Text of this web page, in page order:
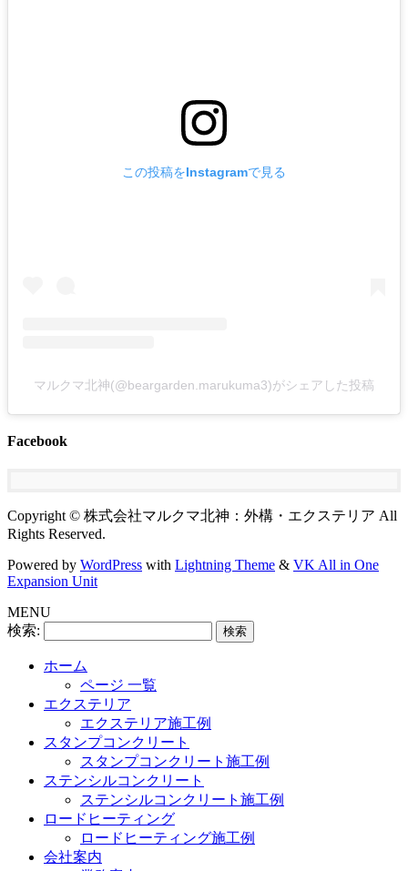
この投稿をInstagramで見る
マルクマ北神(@beargarden.marukuma3)がシェアした投稿
Facebook
Copyright © 株式会社マルクマ北神：外構・エクステリア All
Rights Reserved.
Powered by WordPress with Lightning Theme & VK All in One
Expansion Unit
MENU
検索:
ホーム
ページ 一覧
エクステリア
エクステリア施工例
スタンプコンクリート
スタンプコンクリート施工例
ステンシルコンクリート
ステンシルコンクリート施工例
ロードヒーティング
ロードヒーティング施工例
会社案内